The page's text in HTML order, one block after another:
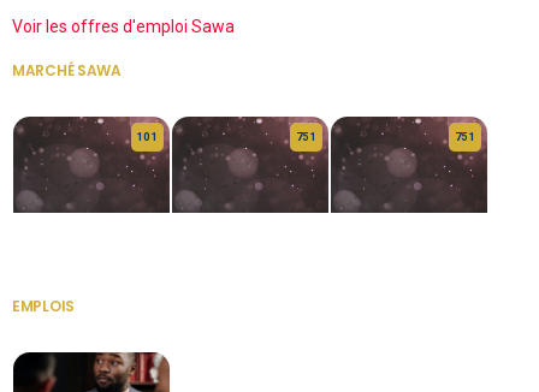
Voir les offres d'emploi Sawa
MARCHÉ SAWA
10 1 75 1 75 1
EMPLOIS